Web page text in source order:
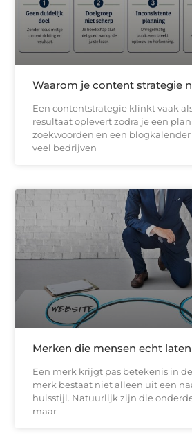
Waarom je content strategie
Een contentstrategie klinkt vaak
resultaat oplevert zodra je een
zoekwoorden en een
veel bedrijven
Merken die mensen echt
Een merk krijgt pas betekenis in
merk bestaat niet alleen uit een
huisstijl. Natuurlijk zijn die
maar